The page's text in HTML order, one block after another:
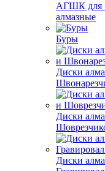
АГШК
алмазные
Буры
Диски
Диски
Диски